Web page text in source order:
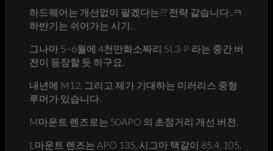
하드웨어는 개선없이 팔겠다는?? 전략 같습니다..ㅋ
하반기는 쉬어가는 시기..
그나마 5~6월에 4천만화소짜리 SL3-P 라는 중간 버
전이 등장할 듯 하구요.
내년에 M12, 그리고 제가 기대하는 미러리스 중형
루머가 있습니다.
M마운트 렌즈로는 50APO 의 초점거리 개선 버전,
L마운트 렌즈는 APO 135, 시그마 택갈이 85.4, 105,